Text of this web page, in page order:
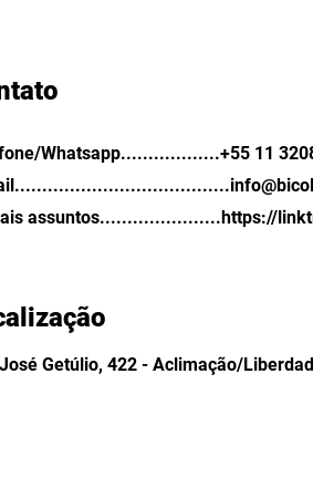
Whatsapp..................+55 11
assuntos......................https://
Getúlio, 422 - Aclimação/